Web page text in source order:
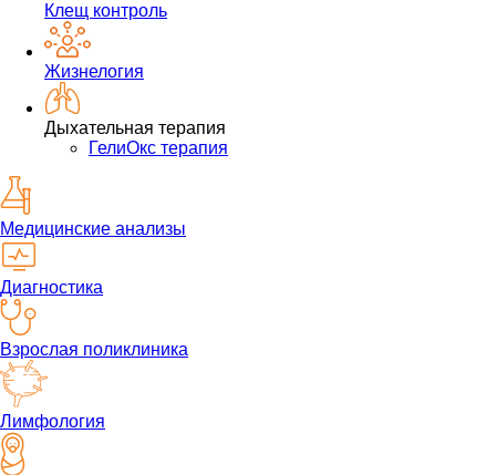
Клещ контроль
Жизнелогия
Дыхательная терапия
ГелиОкс терапия
Медицинские анализы
Диагностика
Взрослая поликлиника
Лимфология